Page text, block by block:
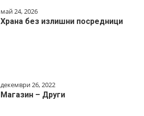
май 24, 2026
Храна без излишни посредници
декември 26, 2022
Магазин – Други